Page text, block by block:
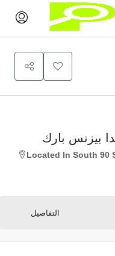
بيزنس بارك
Located In South
التفاصيل